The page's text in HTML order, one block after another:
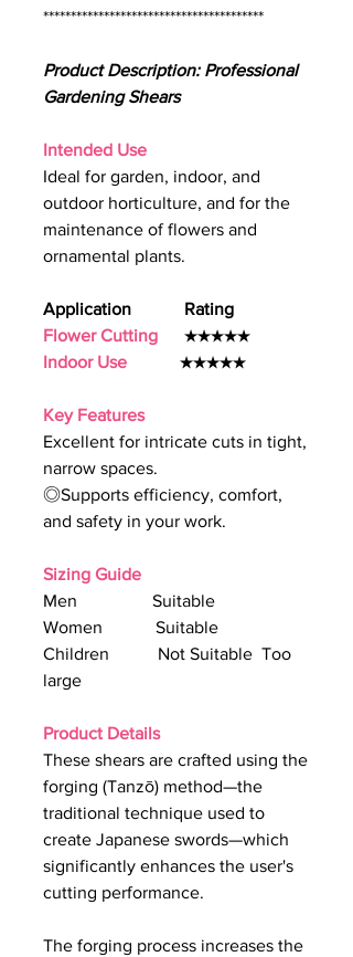
****************************************
Product Description: Professional
Gardening Shears
Intended Use
Ideal for garden, indoor, and
outdoor horticulture, and for the
maintenance of flowers and
ornamental plants.
Application Rating
Flower Cutting ★★★★★
Indoor Use ★★★★★
Key Features
Excellent for intricate cuts in tight,
narrow spaces.
◎Supports efficiency, comfort,
and safety in your work.
Sizing Guide
Men Suitable
Women Suitable
Children Not Suitable Too
large
Product Details
These shears are crafted using the
forging (Tanzō) method—the
traditional technique used to
create Japanese swords—which
significantly enhances the user's
cutting performance.
The forging process increases the